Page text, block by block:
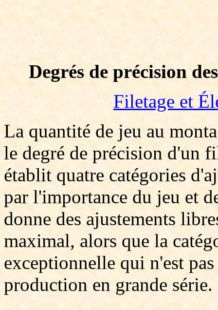
Degrés de précision
Filetage et
La quantité de jeu au
le degré de précision d'un
établit quatre catégories
par l'importance du jeu et
donne des ajustements
maximal, alors que la
exceptionnelle qui n'est
production en grande série.